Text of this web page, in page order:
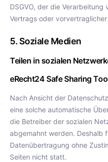
DSGVO, der die Verarbeitung
Vertrags oder
5. Soziale Medien
Teilen in sozialen
eRecht24 Safe Sharing
Nach Ansicht der
eine solche automatische
die Betreiber der sozialen
abgemahnt werden. Deshalb
Datenübertragung ohne
Seiten nicht statt.